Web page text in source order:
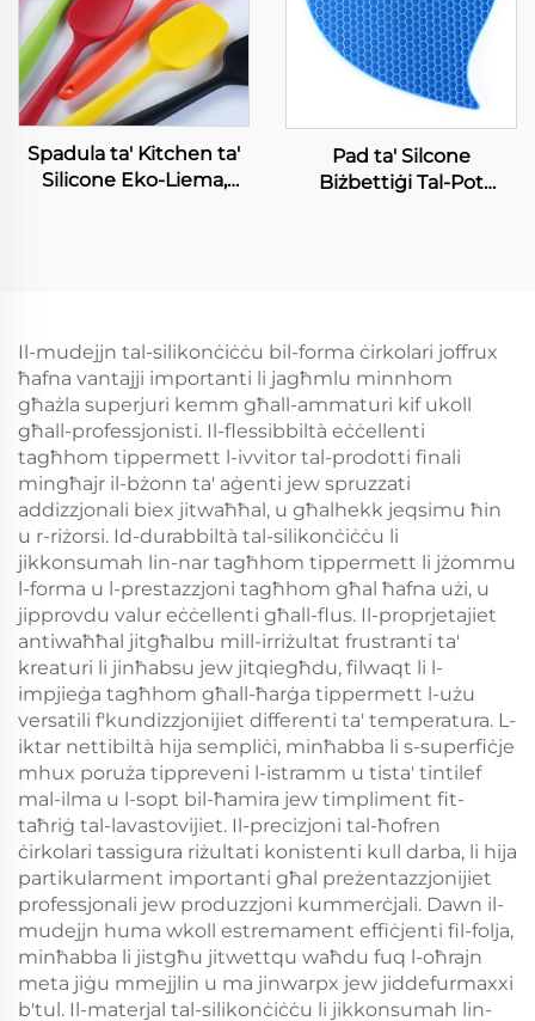
Spadula ta' Kitchen ta'
Silicone Eko-Liema,
Pad ta' Silcone
Biżbettiġi Tal-Pot
Il-mudejjn tal-silikonċiċċu bil-forma ċirkolari joffrux
ħafna vantajji importanti li jagħmlu minnhom
għażla superjuri kemm għall-ammaturi kif ukoll
għall-professjonisti. Il-flessibbiltà eċċellenti
tagħhom tippermett l-ivvitor tal-prodotti finali
mingħajr il-bżonn ta' aġenti jew spruzzati
addizzjonali biex jitwaħħal, u għalhekk jeqsimu ħin
u r-riżorsi. Id-durabbiltà tal-silikonċiċċu li
jikkonsumah lin-nar tagħhom tippermett li jżommu
l-forma u l-prestazzjoni tagħhom għal ħafna użi, u
jipprovdu valur eċċellenti għall-flus. Il-proprjetajiet
antiwaħħal jitgħalbu mill-irriżultat frustranti ta'
kreaturi li jinħabsu jew jitqiegħdu, filwaqt li l-
impjieġa tagħhom għall-ħarġa tippermett l-użu
versatili f'kundizzjonijiet differenti ta' temperatura. L-
iktar nettibiltà hija sempliċi, minħabba li s-superfiċje
mhux poruża tippreveni l-istramm u tista' tintilef
mal-ilma u l-sopt bil-ħamira jew timpliment fit-
taħriġ tal-lavastovijiet. Il-precizjoni tal-ħofren
ċirkolari tassigura riżultati konistenti kull darba, li hija
partikularment importanti għal preżentazzjonijiet
professjonali jew produzzjoni kummerċjali. Dawn il-
mudejjn huma wkoll estremament effiċjenti fil-folja,
minħabba li jistgħu jitwettqu waħdu fuq l-oħrajn
meta jiġu mmejjlin u ma jinwarpx jew jiddefurmaxxi
b'tul. Il-materjal tal-silikonċiċċu li jikkonsumah lin-